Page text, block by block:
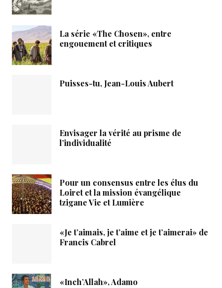
La série «The Chosen», entre
engouement et critiques
Puisses-tu, Jean-Louis Aubert
Envisager la vérité au prisme de
l’individualité
Pour un consensus entre les élus du
Loiret et la mission évangélique
tzigane Vie et Lumière
«Je t’aimais, je t’aime et je t’aimerai» de
Francis Cabrel
«Inch’Allah», Adamo